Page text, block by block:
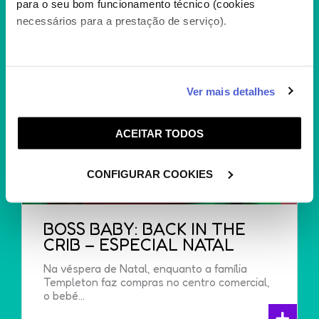
para o seu bom funcionamento técnico (cookies
necessários para a prestação de serviço).
este serviço às suas preferências e apresentar-lhe
funcionalidades (cookies de personalização e
funcionalidade) e adaptar anúncios aos seus interesses
(cookies de publicidade personalizada). Pode gerir a
Cookies".
Ver mais detalhes
ACEITAR TODOS
CONFIGURAR COOKIES
BOSS BABY: BACK IN THE
CRIB – ESPECIAL NATAL
Na véspera de Natal, enquanto a família
Templeton faz compras no centro comercial,
o bebé...